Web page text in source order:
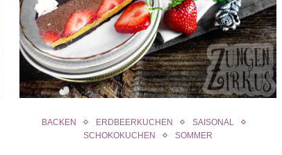
BACKEN ERDBEERKUCHEN
SAISONAL
SCHOKOKUCHEN
SOMMER